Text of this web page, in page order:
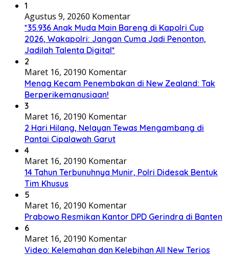
1
Agustus 9, 20260 Komentar
*35.936 Anak Muda Main Bareng di Kapolri Cup
2026, Wakapolri: Jangan Cuma Jadi Penonton,
Jadilah Talenta Digital*
2
Maret 16, 20190 Komentar
Menag Kecam Penembakan di New Zealand: Tak
Berperikemanusiaan!
3
Maret 16, 20190 Komentar
2 Hari Hilang, Nelayan Tewas Mengambang di
Pantai Cipalawah Garut
4
Maret 16, 20190 Komentar
14 Tahun Terbunuhnya Munir, Polri Didesak Bentuk
Tim Khusus
5
Maret 16, 20190 Komentar
Prabowo Resmikan Kantor DPD Gerindra di Banten
6
Maret 16, 20190 Komentar
Video: Kelemahan dan Kelebihan All New Terios